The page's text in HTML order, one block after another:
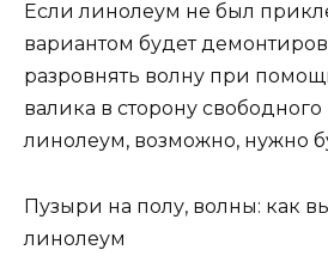
Если линолеум не был
вариантом будет
разровнять волну при
валика в сторону
линолеум, возможно, нужно
Пузыри на полу, волны: как
линолеум